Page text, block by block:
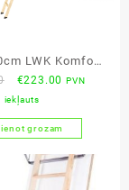
LWK Komfort
kāpnes
Original
price
was:
€254.00.
€223.00 Current
is:
€223.00.
PVN
iekļauts
grozam